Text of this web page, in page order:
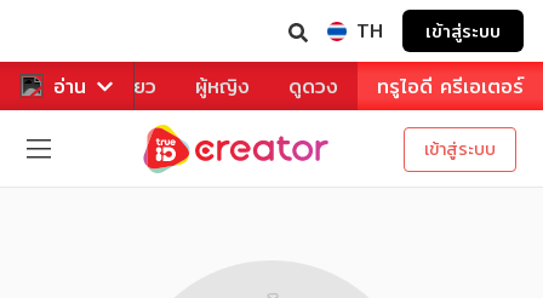
TH เข้าสู่ระบบ
อ่าน
หาร ท่องเที่ยว ผู้หญิง ดูดวง ทรูไอดี ครีเอเตอร์
เข้าสู่ระบบ